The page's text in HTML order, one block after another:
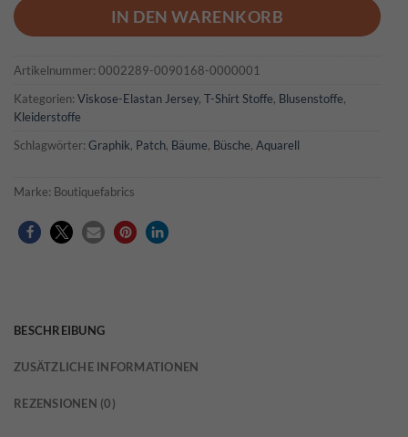
IN DEN WARENKORB
Artikelnummer: 0002289-0090168-0000001
Kategorien: Viskose-Elastan Jersey, T-Shirt Stoffe, Blusenstoffe,
Kleiderstoffe
Schlagwörter: Graphik, Patch, Bäume, Büsche, Aquarell
Marke: Boutiquefabrics
BESCHREIBUNG
ZUSÄTZLICHE INFORMATIONEN
REZENSIONEN (0)